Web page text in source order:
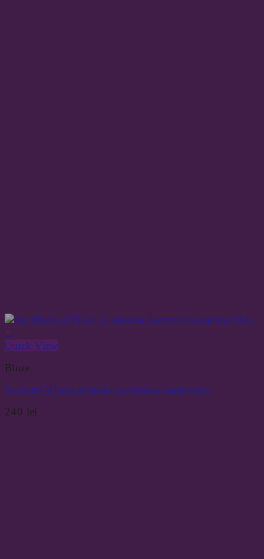
Quick View
Bluze
Set Bluza si Fusta cu dantela decorativa marime M/L
240 lei